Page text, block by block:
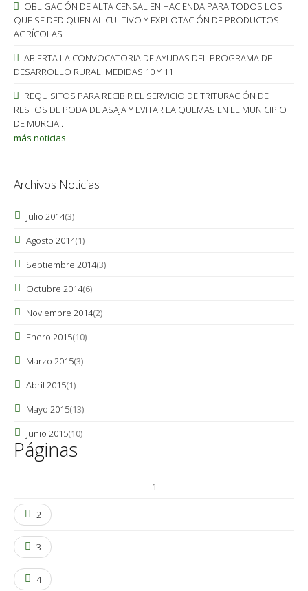
OBLIGACIÓN DE ALTA CENSAL EN HACIENDA PARA TODOS LOS
QUE SE DEDIQUEN AL CULTIVO Y EXPLOTACIÓN DE PRODUCTOS
AGRÍCOLAS
ABIERTA LA CONVOCATORIA DE AYUDAS DEL PROGRAMA DE
DESARROLLO RURAL. MEDIDAS 10 Y 11
REQUISITOS PARA RECIBIR EL SERVICIO DE TRITURACIÓN DE
RESTOS DE PODA DE ASAJA Y EVITAR LA QUEMAS EN EL MUNICIPIO
DE MURCIA..
más noticias
Archivos Noticias
Julio 2014(3)
Agosto 2014(1)
Septiembre 2014(3)
Octubre 2014(6)
Noviembre 2014(2)
Enero 2015(10)
Marzo 2015(3)
Abril 2015(1)
Mayo 2015(13)
Junio 2015(10)
Páginas
1
2
3
4